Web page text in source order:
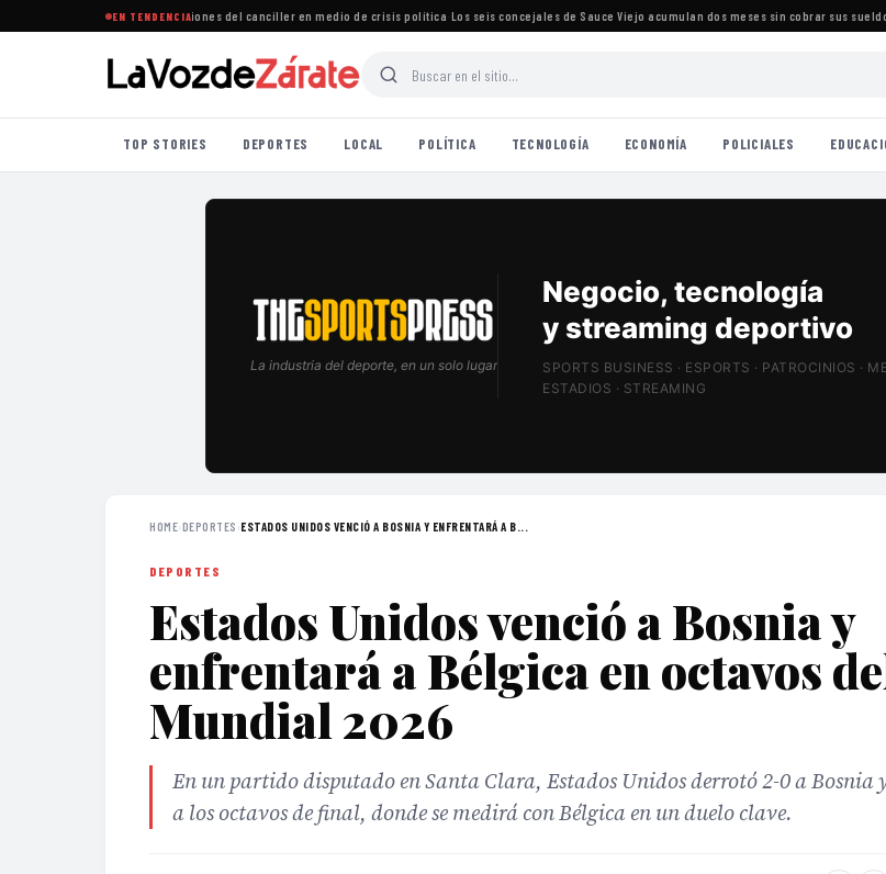
EN TENDENCIA
renunciar y rechaza acusaciones del canciller en medio de crisis política·Los seis concejales de Sauce Viejo acumulan dos meses sin cobrar sus sueldos·
TOP STORIES DEPORTES LOCAL POLÍTICA TECNOLOGÍA ECONOMÍA POLICIALES
La industria del deporte, en un solo lugar
Patrocinios, estadios
y Sports Tech
SPORTS BUSINESS · ESPORTS · PATROCINIOS ·
ESTADIOS · STREAMING
HOME›DEPORTES ›ESTADOS UNIDOS VENCIÓ A BOSNIA Y ENFRENTARÁ A B...
DEPORTES
Estados Unidos venció a Bosnia y
enfrentará a Bélgica en octavos
Mundial 2026
En un partido disputado en Santa Clara, Estados Unidos derrotó 2-0 a Bosnia
a los octavos de final, donde se medirá con Bélgica en un duelo clave.